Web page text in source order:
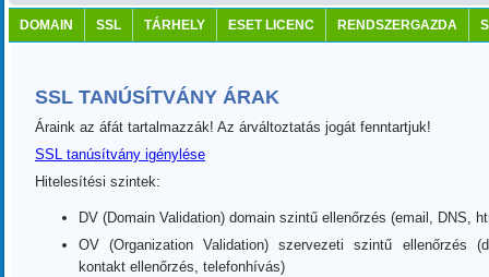
DOMAIN SSL TÁRHELY ESET LICENC RENDSZERGAZDA
SSL TANÚSÍTVÁNY ÁRAK
Áraink az áfát tartalmazzák! Az árváltoztatás jogát fenntartjuk!
SSL tanúsítvány igénylése
Hitelesítési szintek:
DV (Domain Validation) domain szintű ellenőrzés (email, DNS,
OV (Organization Validation) szervezeti szintű ellenőrzés
kontakt ellenőrzés, telefonhívás)